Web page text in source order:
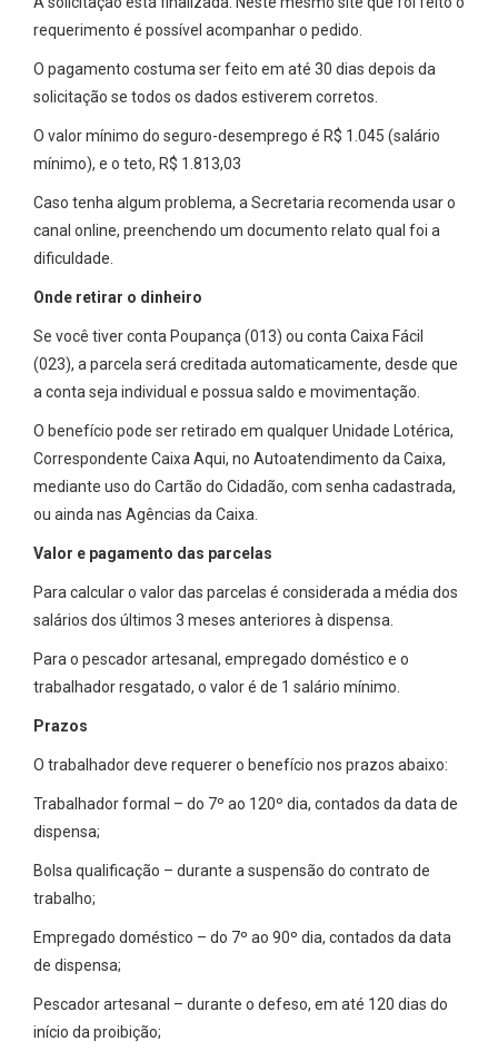
requerimento é possível acompanhar o pedido.
O pagamento costuma ser feito em até 30 dias depois da
solicitação se todos os dados estiverem corretos.
O valor mínimo do seguro-desemprego é R$ 1.045 (salário
mínimo), e o teto, R$ 1.813,03
Caso tenha algum problema, a Secretaria recomenda usar o
canal online, preenchendo um documento relato qual foi a
dificuldade.
Onde retirar o dinheiro
Se você tiver conta Poupança (013) ou conta Caixa Fácil
(023), a parcela será creditada automaticamente, desde que
a conta seja individual e possua saldo e movimentação.
O benefício pode ser retirado em qualquer Unidade Lotérica,
Correspondente Caixa Aqui, no Autoatendimento da Caixa,
mediante uso do Cartão do Cidadão, com senha cadastrada,
ou ainda nas Agências da Caixa​.
Valor e pagamento das parcelas
​Para calcular o valor das parcelas é considerada a média dos
salários dos últimos 3 meses anteriores à dispensa.
Para o pescador artesanal, empregado doméstico e o
trabalhador resgatado, o valor é de 1 salário mínimo.
Prazos
​O trabalhador deve requerer o benefício nos prazos abaixo:
Trabalhador formal – do 7º ao 120º dia, contados da data de
dispensa;
Bolsa qualificação – durante a suspensão do contrato de
trabalho;
Empregado doméstico – do 7º ao 90º dia, contados da data
de dispensa;
Pescador artesanal – durante o defeso, em até 120 dias do
início da proibição;